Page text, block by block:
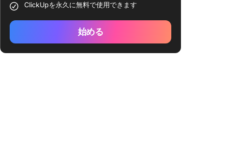
ClickUpを永久に無料で使用できます
始める